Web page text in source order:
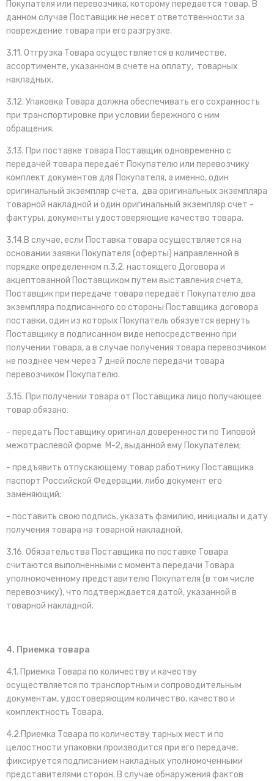
Покупателя или перевозчика, которому передается товар. В
данном случае Поставщик не несет ответственности за
повреждение товара при его разгрузке.
3.11. Отгрузка Товара осуществляется в количестве,
ассортименте, указанном в счете на оплату, товарных
накладных.
3.12. Упаковка Товара должна обеспечивать его сохранность
при транспортировке при условии бережного с ним
обращения.
3.13. При поставке товара Поставщик одновременно с
передачей товара передаёт Покупателю или перевозчику
комплект документов для Покупателя, а именно, один
оригинальный экземпляр счета, два оригинальных экземпляра
товарной накладной и один оригинальный экземпляр счет -
фактуры, документы удостоверяющие качество товара.
3.14.В случае, если Поставка товара осуществляется на
основании заявки Покупателя (оферты) направленной в
порядке определенном п.3.2. настоящего Договора и
акцептованной Поставщиком путем выставления счета,
Поставщик при передаче товара передаёт Покупателю два
экземпляра подписанного со стороны Поставщика договора
поставки, один из которых Покупатель обязуется вернуть
Поставщику в подписанном виде непосредственно при
получении товара, а в случае получения товара перевозчиком
не позднее чем через 7 дней после передачи товара
перевозчиком Покупателю.
3.15. При получении товара от Поставщика лицо получающее
товар обязано:
- передать Поставщику оригинал доверенности по Типовой
межотраслевой форме М-2, выданной ему Покупателем;
- предъявить отпускающему товар работнику Поставщика
паспорт Российской Федерации, либо документ его
заменяющий;
- поставить свою подпись, указать фамилию, инициалы и дату
получения товара на товарной накладной.
3.16. Обязательства Поставщика по поставке Товара
считаются выполненными с момента передачи Товара
уполномоченному представителю Покупателя (в том числе
перевозчику), что подтверждается датой, указанной в
товарной накладной.
4. Приемка товара
4.1. Приемка Товара по количеству и качеству
осуществляется по транспортным и сопроводительным
документам, удостоверяющим количество, качество и
комплектность Товара.
4.2.Приемка Товара по количеству тарных мест и по
целостности упаковки производится при его передаче,
фиксируется подписанием накладных уполномоченными
представителями сторон. В случае обнаружения фактов